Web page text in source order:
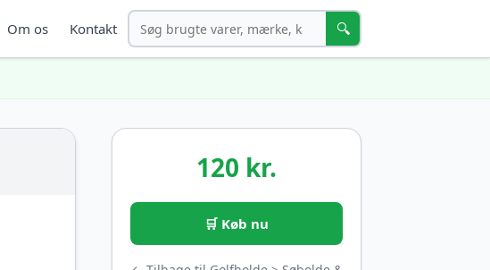
Om os Kontakt Søg 🔍
120 kr.
🛒 Køb nu